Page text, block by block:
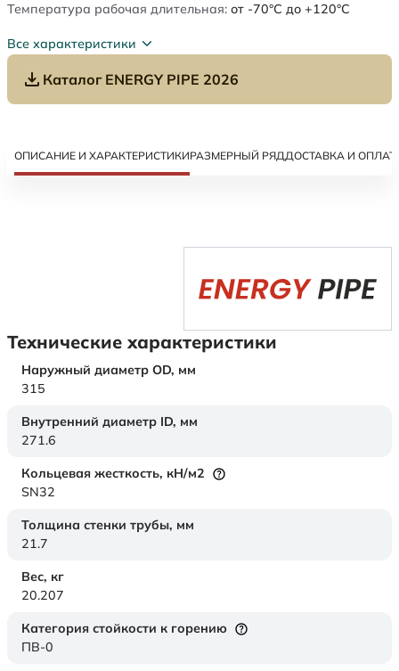
Температура рабочая длительная: от -70°C до +120°C
Все характеристики
Каталог ENERGY PIPE 2026
ОПИСАНИЕ И ХАРАКТЕРИСТИКИРАЗМЕРНЫЙ РЯДДОСТАВКА И
Технические характеристики
Наружный диаметр OD, мм
315
Внутренний диаметр ID, мм
271.6
Кольцевая жесткость, кН/м2
SN32
Толщина стенки трубы, мм
21.7
Вес, кг
20.207
Категория стойкости к горению
ПВ-0